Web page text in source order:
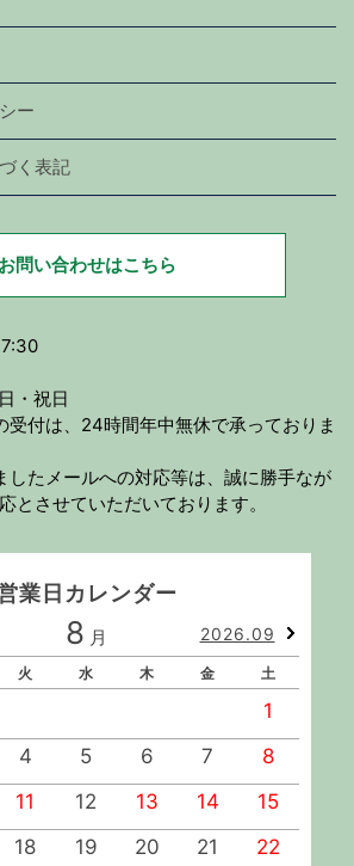
ー
く表記
お問い合わせはこちら
・祝日
受付は、24時間年中無休で承っておりま
したメールへの対応等は、誠に勝手なが
とさせていただいております。
業日カレンダー
8 月 2026.09
火 水 木 金 土
1
4 5 6 7
8
11 12 13 14
15
18 19 20 21 22